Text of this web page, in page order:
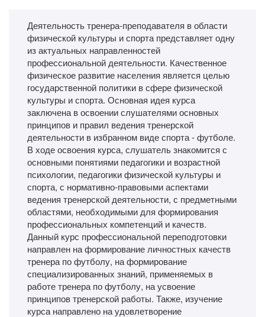
Деятельность тренера-преподавателя в области
физической культуры и спорта представляет одну
из актуальных направленностей
профессиональной деятельности. Качественное
физическое развитие населения является целью
государственной политики в сфере физической
культуры и спорта. Основная идея курса
заключена в освоении слушателями основных
принципов и правил ведения тренерской
деятельности в избранном виде спорта - футболе.
В ходе освоения курса, слушатель знакомится с
основными понятиями педагогики и возрастной
психологии, педагогики физической культуры и
спорта, с нормативно-правовыми аспектами
ведения тренерской деятельности, с предметными
областями, необходимыми для формирования
профессиональных компетенций и качеств.
Данный курс профессиональной переподготовки
направлен на формирование личностных качеств
тренера по футболу, на формирование
специализированных знаний, применяемых в
работе тренера по футболу, на усвоение
принципов тренерской работы. Также, изучение
курса направлено на удовлетворение